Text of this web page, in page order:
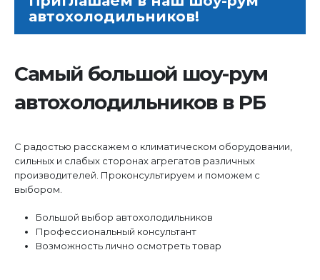
автохолодильников!
Самый большой шоу-рум
автохолодильников в РБ
С радостью расскажем о климатическом оборудовании,
сильных и слабых сторонах агрегатов различных
производителей. Проконсультируем и поможем с
выбором.
Большой выбор автохолодильников
Профессиональный консультант
Возможность лично осмотреть товар